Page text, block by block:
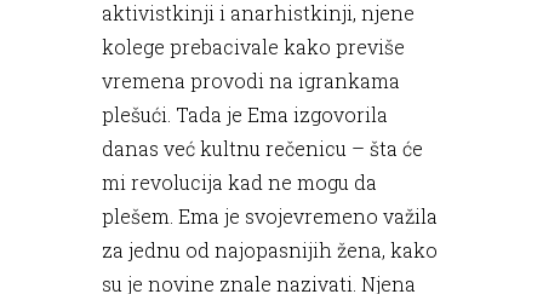
aktivistkinji i anarhistkinji, njene
kolege prebacivale kako previše
vremena provodi na igrankama
plešući. Tada je Ema izgovorila
danas već kultnu rečenicu – šta će
mi revolucija kad ne mogu da
plešem. Ema je svojevremeno važila
za jednu od najopasnijih žena, kako
su je novine znale nazivati. Njena